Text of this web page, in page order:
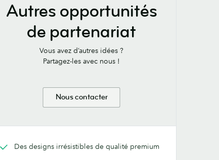
Autres opportunités
de partenariat
Vous avez d’autres idées ?
Partagez-les avec nous !
Nous contacter
Des designs irrésistibles de qualité premium